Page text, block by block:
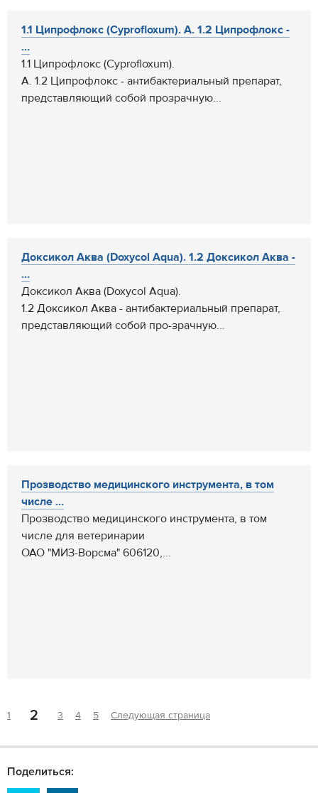
1.1 Ципрофлокс (Cyprofloxum). А. 1.2 Ципрофлокс -
...
1.1 Ципрофлокс (Cyprofloxum).
А. 1.2 Ципрофлокс - антибактериальный препарат,
представляющий собой прозрачную...
Доксикол Аква (Doxycol Aqua). 1.2 Доксикол Аква -
...
Доксикол Аква (Doxycol Aqua).
1.2 Доксикол Аква - антибактериальный препарат,
представляющий собой про-зрачную...
Прозводство медицинского инструмента, в том
числе ...
Прозводство медицинского инструмента, в том
числе для ветеринарии
ОАО "МИЗ-Ворсма" 606120,...
1 2 3 4 5 Следующая страница
Поделиться: